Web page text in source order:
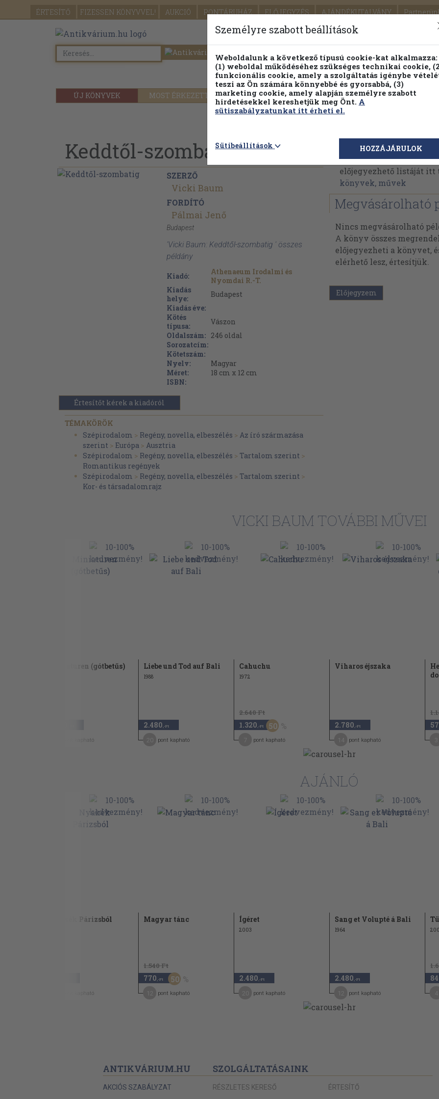
ÉRTESÍTŐ FIZESSEN KÖNYVVEL! AUKCIÓ PONTÁRUHÁZ ELŐJEGYZÉS AJÁNDÉKUTALVÁNY
SEGÍTSÉG
ÚJ KÖNYVEK MOST ÉRKEZETT PILLANATNYI ÁRAINK FENNTARTHATÓ
Részletes kereső Témaköri fa
Keddtől-szombatig
SZERZŐ
Vicki Baum
FORDÍTÓ
Pálmai Jenő
Budapest
'Vicki Baum: Keddtől-szombatig ' összes
példány
Kiadó:
Athenaeum Irodalmi és
Nyomdai R.-T.
Kiadás
helye:
Budapest
Kiadás éve:
Kötés
típusa:
Vászon
Oldalszám: 246 oldal
Sorozatcím:
Kötetszám:
Nyelv:
Magyar
Méret:
18 cm x 12 cm
ISBN:
Értesítőt kérek a kiadóról
TÉMAKÖRÖK
Szépirodalom > Regény, novella, elbeszélés > Az író származása
szerint > Európa > Ausztria
Szépirodalom > Regény, novella, elbeszélés > Tartalom szerint >
Romantikus regények
Szépirodalom > Regény, novella, elbeszélés > Tartalom szerint >
Kor- és társadalomrajz
Vicki Baum
Vicki Baum műveinek
előjegyezhető listáját
könyvek, művek
Megvásárolható
Nincs megvásárolható
A könyv összes
előjegyezheti a könyvet,
elérhető lesz, értesítjük.
Előjegyzem
VICKI BAUM TOVÁBBI MŰVEI
Miniaturen (gótbetűs)
pont kapható
Liebe und Tod auf Bali
1988
2.480 ,-Ft
pont kapható
Cahuchu
1972
2.640 Ft
1.320 ,-Ft 50
pont kapható
Viharos éjszaka
2.780 ,-Ft
pont kapható
AJÁNLÓ
Nyakék Párizsból
pont kapható
Magyar tánc
1.540 Ft
770 ,-Ft 50
pont kapható
Ígéret
2003
2.480 ,-Ft
pont kapható
Sang et Volupté á Bali
1964
2.480 ,-Ft
pont kapható
ANTIKVÁRIUM.HU
AKCIÓS SZABÁLYZAT
SZOLGÁLTATÁSAINK
RÉSZLETES KERESŐ ÉRTESÍTŐ
Személyre szabott beállítások
Weboldalunk a következő típusú cookie-kat alkalmazza:
(1) weboldal működéséhez szükséges technikai cookie,
funkcionális cookie, amely a szolgáltatás igénybe
teszi az Ön számára könnyebbé és gyorsabbá, (3)
marketing cookie, amely alapján személyre szabott
hirdetésekkel kereshetjük meg Önt. A
sütiszabályzatunkat itt érheti el.
Sütibeállítások HOZZÁJÁRULOK